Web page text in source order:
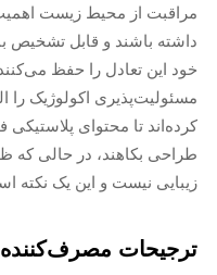
مراقبت از محیط زیست اهمیت
خود این تعادل را حفظ
مسئولیت‌پذیری اکولوژیک را
کرده‌اند تا محتوای
طراحی بکاهند، در حالی که
زیبایی نیست و این یک نکته
ترجیحات مصرف‌کننده